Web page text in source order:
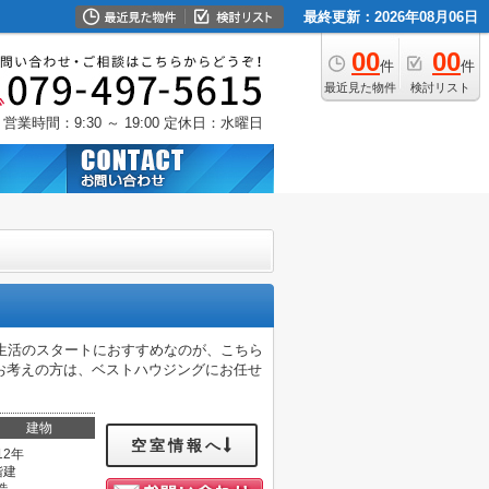
最終更新：2026年08月06日
00件
最近見た物件
00件
検討リスト
営業時間：9:30 ～ 19:00 定休日：水曜日
のスタートにおすすめなのが、こちら
えの方は、ベストハウジングにお任せ
建物
年
建
空室情報へ